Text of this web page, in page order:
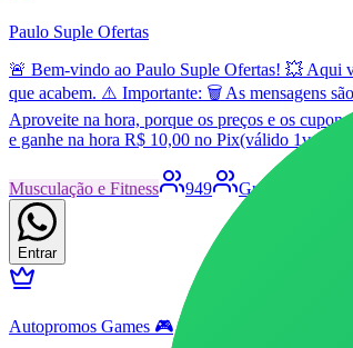
Paulo Suple Ofertas
🚨 Bem-vindo ao Paulo Suple Ofertas! 💥 Aqui
que acabem. ⚠️ Importante: 🗑️ As mensagens
Aproveite na hora, porque os preços e os
e ganhe na hora R$ 10,00 no Pix(válido 1vez
Musculação e Fitness 949 Grupo
Entrar
Autopromos Games 🎮